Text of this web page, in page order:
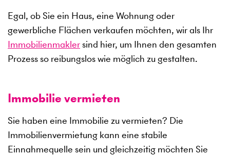
Egal, ob Sie ein Haus, eine Wohnung oder
gewerbliche Flächen verkaufen möchten, wir als Ihr
Immobilienmaklersind hier, um Ihnen den gesamten
Prozess so reibungslos wie möglich zu gestalten.
Immobilie vermieten
Sie haben eine Immobilie zu vermieten? Die
Immobilienvermietung kann eine stabile
Einnahmequelle sein und gleichzeitig möchten Sie